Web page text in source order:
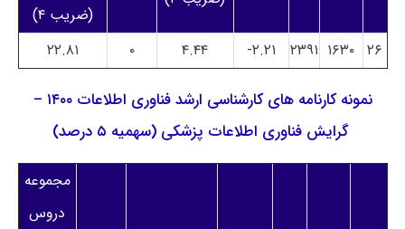
(ضریب ۴)
۲۶ ۱۶۳۰ ۲۳۹۱ ۲.۲۱- ۴.۴۴ ۰ ۲۲.۸۱
نمونه کارنامه های کارشناسی ارشد فناوری اطلاعات ۱۴۰۰ –
گرایش فناوری اطلاعات پزشکی (سهمیه ۵ درصد)
مجموعه
دروس